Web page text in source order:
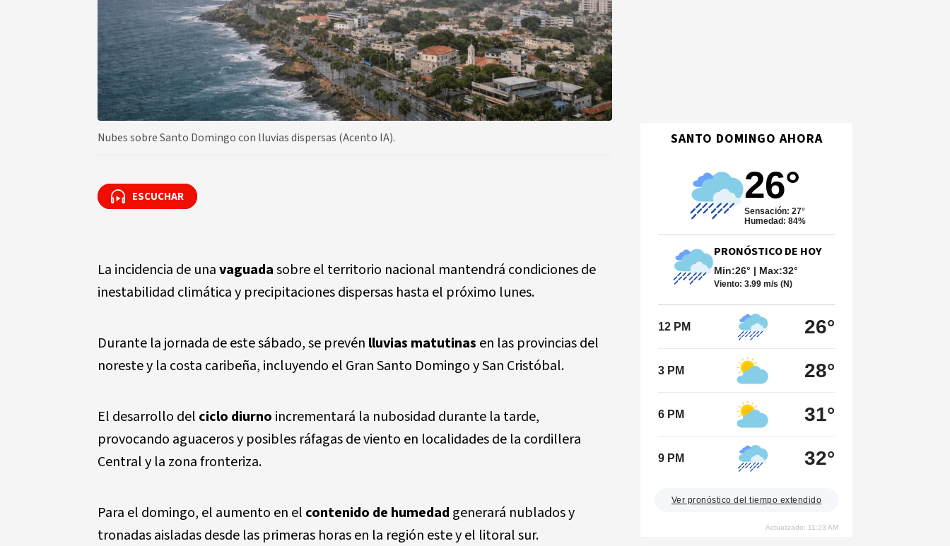
Nubes sobre Santo Domingo con lluvias dispersas (Acento IA).
ESCUCHAR
ESCUCHAR
La incidencia de unavaguadasobre el territorio nacional mantendrá condiciones de
inestabilidad climática y precipitaciones dispersas hasta el próximo lunes.
Durante la jornada de este sábado, se prevén lluvias matutinas en las provincias del
noreste y la costa caribeña, incluyendo el Gran Santo Domingo y San Cristóbal.
El desarrollo del ciclo diurno incrementará la nubosidad durante la tarde,
provocando aguaceros y posibles ráfagas de viento en localidades de la cordillera
Central y la zona fronteriza.
Para el domingo, el aumento en el contenido de humedad generará nublados y
tronadas aisladas desde las primeras horas en la región este y el litoral sur.
SANTO DOMINGO AHORA
26°
Sensación: 27°
Humedad: 84%
PRONÓSTICO DE HOY
Min:26° | Max:32°
Viento: 3.99 m/s (N)
12 PM 26°
3 PM 28°
6 PM 31°
9 PM 32°
Ver pronóstico del tiempo extendido
Actualizado: 11:23 AM